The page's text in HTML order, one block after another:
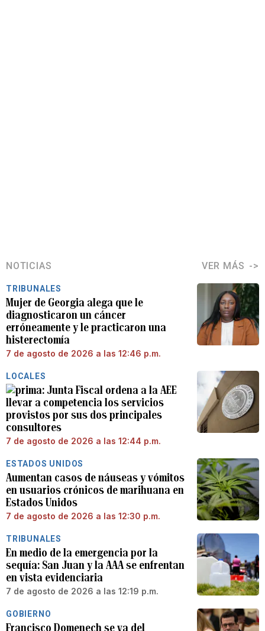
NOTICIAS VER MÁS
TRIBUNALES
Mujer de Georgia alega que le
diagnosticaron un cáncer
erróneamente y le practicaron una
histerectomía
7 de agosto de 2026 a las 12:46 p.m.
LOCALES
Junta Fiscal ordena a la AEE
llevar a competencia los servicios
provistos por sus dos principales
consultores
7 de agosto de 2026 a las 12:44 p.m.
ESTADOS UNIDOS
Aumentan casos de náuseas y vómitos
en usuarios crónicos de marihuana en
Estados Unidos
7 de agosto de 2026 a las 12:30 p.m.
TRIBUNALES
En medio de la emergencia por la
sequía: San Juan y la AAA se enfrentan
en vista evidenciaria
7 de agosto de 2026 a las 12:19 p.m.
GOBIERNO
Francisco Domenech se va del